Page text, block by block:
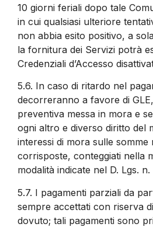
10 giorni feriali dopo tale
in cui qualsiasi ulteriore
non abbia esito positivo, a
la fornitura dei Servizi potrà
Credenziali d’Accesso
5.6. In caso di ritardo nel
decorreranno a favore di
preventiva messa in mora e
ogni altro e diverso diritto del
interessi di mora sulle
corrisposte, conteggiati nella
modalità indicate nel D. Lgs. n.
5.7. I pagamenti parziali da
sempre accettati con riserva
dovuto; tali pagamenti sono